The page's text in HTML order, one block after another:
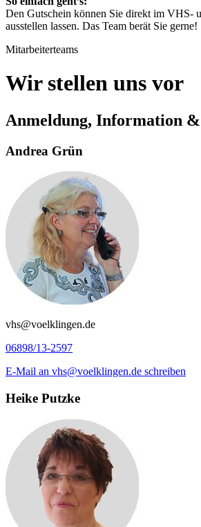
Den Gutschein können Sie direkt im VHS-
ausstellen lassen. Das Team berät Sie gerne!
Mitarbeiterteams
Wir stellen uns vor
Anmeldung, Information
Andrea Grün
vhs@voelklingen.de
06898/13-2597
E-Mail an vhs@voelklingen.de schreiben
Heike Putzke